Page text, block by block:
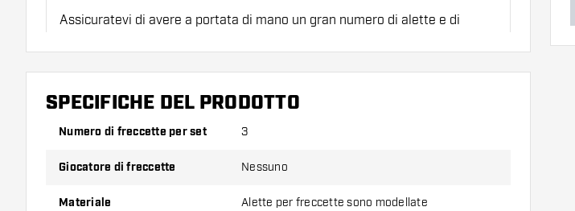
Assicuratevi di avere a portata di mano un gran numero di alette e di
scoprire quale variante vi si addice di più!
SPECIFICHE DEL PRODOTTO
Numero di freccette per set 3
Giocatore di freccette Nessuno
Materiale Alette per freccette sono modellate